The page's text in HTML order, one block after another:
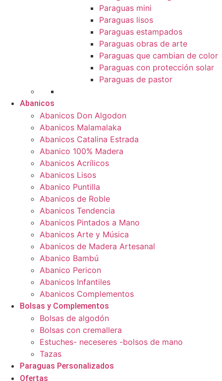
Paraguas mini
Paraguas lisos
Paraguas estampados
Paraguas obras de arte
Paraguas que cambian de color
Paraguas con protección solar
Paraguas de pastor
Abanicos
Abanicos Don Algodon
Abanicos Malamalaka
Abanicos Catalina Estrada
Abanico 100% Madera
Abanicos Acrílicos
Abanicos Lisos
Abanico Puntilla
Abanicos de Roble
Abanicos Tendencia
Abanicos Pintados a Mano
Abanicos Arte y Música
Abanicos de Madera Artesanal
Abanico Bambú
Abanico Pericon
Abanicos Infantiles
Abanicos Complementos
Bolsas y Complementos
Bolsas de algodón
Bolsas con cremallera
Estuches- neceseres -bolsos de mano
Tazas
Paraguas Personalizados
Ofertas